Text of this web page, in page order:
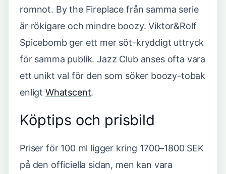
romnot. By the Fireplace från samma serie
är rökigare och mindre boozy. Viktor&Rolf
Spicebomb ger ett mer söt-kryddigt uttryck
för samma publik. Jazz Club anses ofta vara
ett unikt val för den som söker boozy-tobak
enligt Whatscent.
Köptips och prisbild
Priser för 100 ml ligger kring 1700–1800 SEK
på den officiella sidan, men kan vara